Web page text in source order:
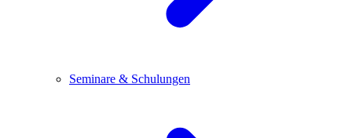
Seminare & Schulungen